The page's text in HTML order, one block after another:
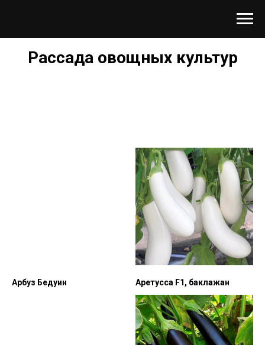
Рассада овощных культур
Арбуз Бедуин Аретусса F1, баклажан